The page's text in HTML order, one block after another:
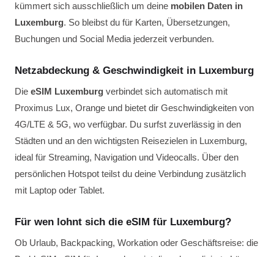
kümmert sich ausschließlich um deine mobilen Daten in
Luxemburg. So bleibst du für Karten, Übersetzungen,
Buchungen und Social Media jederzeit verbunden.
Netzabdeckung & Geschwindigkeit in Luxemburg
Die eSIM Luxemburg verbindet sich automatisch mit
Proximus Lux, Orange und bietet dir Geschwindigkeiten von
4G/LTE & 5G, wo verfügbar. Du surfst zuverlässig in den
Städten und an den wichtigsten Reisezielen in Luxemburg,
ideal für Streaming, Navigation und Videocalls. Über den
persönlichen Hotspot teilst du deine Verbindung zusätzlich
mit Laptop oder Tablet.
Für wen lohnt sich die eSIM für Luxemburg?
Ob Urlaub, Backpacking, Workation oder Geschäftsreise: die